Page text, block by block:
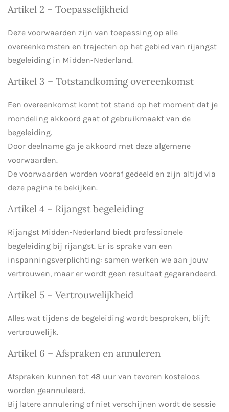
Artikel 2 – Toepasselijkheid
Deze voorwaarden zijn van toepassing op alle
overeenkomsten en trajecten op het gebied van rijangst
begeleiding in Midden-Nederland.
Artikel 3 – Totstandkoming overeenkomst
Een overeenkomst komt tot stand op het moment dat je
mondeling akkoord gaat of gebruikmaakt van de
begeleiding.
Door deelname ga je akkoord met deze algemene
voorwaarden.
De voorwaarden worden vooraf gedeeld en zijn altijd via
deze pagina te bekijken.
Artikel 4 – Rijangst begeleiding
Rijangst Midden-Nederland biedt professionele
begeleiding bij rijangst. Er is sprake van een
inspanningsverplichting: samen werken we aan jouw
vertrouwen, maar er wordt geen resultaat gegarandeerd.
Artikel 5 – Vertrouwelijkheid
Alles wat tijdens de begeleiding wordt besproken, blijft
vertrouwelijk.
Artikel 6 – Afspraken en annuleren
Afspraken kunnen tot 48 uur van tevoren kosteloos
worden geannuleerd.
Bij latere annulering of niet verschijnen wordt de sessie